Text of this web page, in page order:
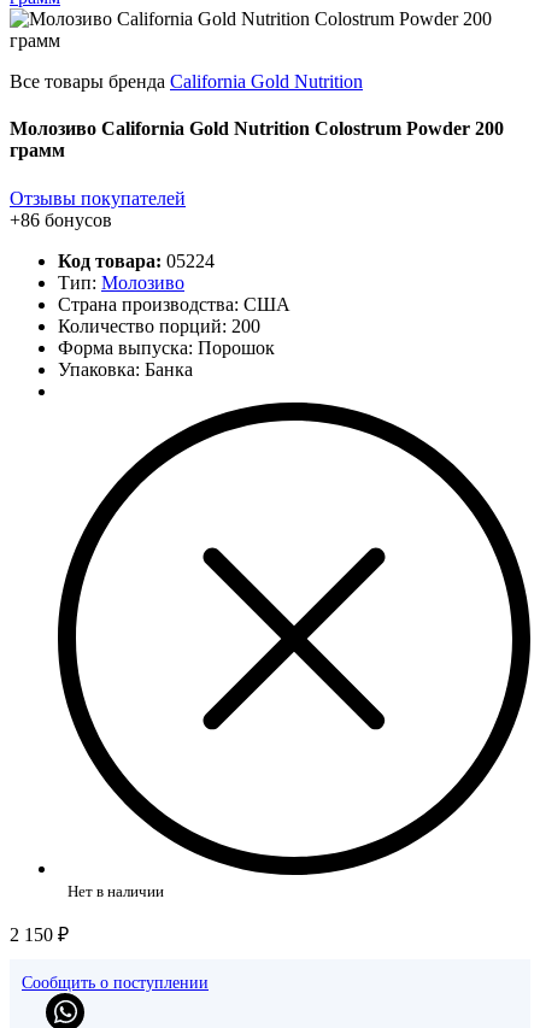
Все товары бренда California Gold Nutrition
Молозиво California Gold Nutrition Colostrum Powder 200
грамм
Отзывы покупателей
+86 бонусов
Код товара: 05224
Тип: Молозиво
Страна производства: США
Количество порций: 200
Форма выпуска: Порошок
Упаковка: Банка
Нет в наличии
2 150 ₽
Сообщить о поступлении